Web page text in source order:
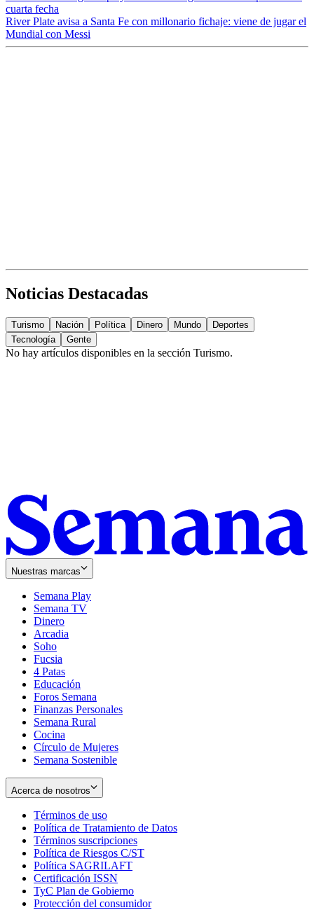
cuarta fecha
River Plate avisa a Santa Fe con millonario fichaje: viene de jugar el
Mundial con Messi
Noticias Destacadas
Turismo Nación Política Dinero Mundo
Deportes
Tecnología
Gente
No hay artículos disponibles en la sección Turismo.
Nuestras marcas
Semana Play
Semana TV
Dinero
Arcadia
Soho
in
new
window
Fucsia
in
new
window
4 Patas
Educación
Foros Semana
Finanzas Personales
Semana Rural
Cocina
Círculo de Mujeres
Semana Sostenible
Acerca de nosotros
Términos de uso
in
new
window
Política de Tratamiento de Datos
Términos suscripciones
in
Política de Riesgos C/ST
Política SAGRILAFT
new
window
Certificación ISSN
in
new
TyC Plan de Gobierno
in
Protección del consumidorOpens